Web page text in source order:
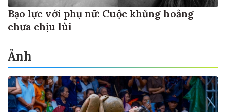
Bạo lực với phụ nữ: Cuộc khủng hoảng
chưa chịu lùi
Ảnh